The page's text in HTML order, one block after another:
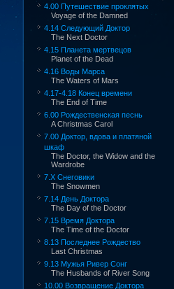
4.00 Путешествие проклятых
Voyage of the Damned
4.14 Следующий Доктор
The Next Doctor
4.15 Планета мертвецов
Planet of the Dead
4.16 Воды Марса
The Waters of Mars
4.17-4.18 Конец времени
The End of Time
6.00 Рождественская песнь
A Christmas Carol
7.00 Доктор, вдова и платяной
шкаф
The Doctor, the Widow and the
Wardrobe
7.X Снеговики
The Snowmen
7.14 День Доктора
The Day of the Doctor
7.15 Время Доктора
The Time of the Doctor
8.13 Последнее Рождество
Last Christmas
9.13 Мужья Ривер Сонг
The Husbands of River Song
10.00 Возвращение Доктора